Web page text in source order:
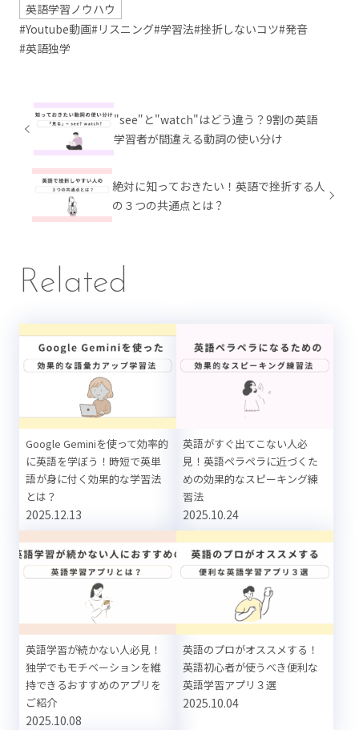
英語学習ノウハウ
#Youtube動画#リスニング#学習法#挫折しないコツ#発音
#英語独学
"see"と"watch"はどう違う？9割の英語
学習者が間違える動詞の使い分け
絶対に知っておきたい！英語で挫折する人
の３つの共通点とは？
Related
Google Geminiを使って効率的
に英語を学ぼう！時短で英単
語が身に付く効果的な学習法
とは？
2025.12.13
英語がすぐ出てこない人必
見！英語ペラペラに近づくた
めの効果的なスピーキング練
習法
2025.10.24
英語学習が続かない人必見！
独学でもモチベーションを維
持できるおすすめのアプリを
ご紹介
2025.10.08
英語のプロがオススメする！
英語初心者が使うべき便利な
英語学習アプリ３選
2025.10.04